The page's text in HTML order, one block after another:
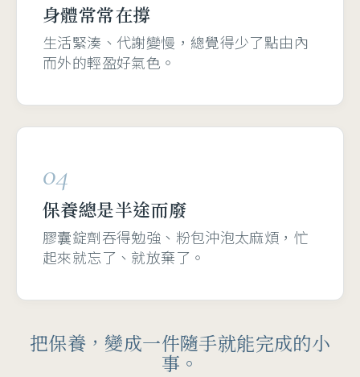
身體常常在撐
生活緊湊、代謝變慢，總覺得少了點由內
而外的輕盈好氣色。
04
保養總是半途而廢
膠囊錠劑吞得勉強、粉包沖泡太麻煩，忙
起來就忘了、就放棄了。
把保養，變成一件隨手就能完成的小
事。